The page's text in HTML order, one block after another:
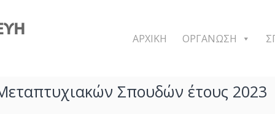
ε
ΑΡΧΙΚΗ ΟΡΓΑΝΩΣΗ
Σπουδών έτους 2023